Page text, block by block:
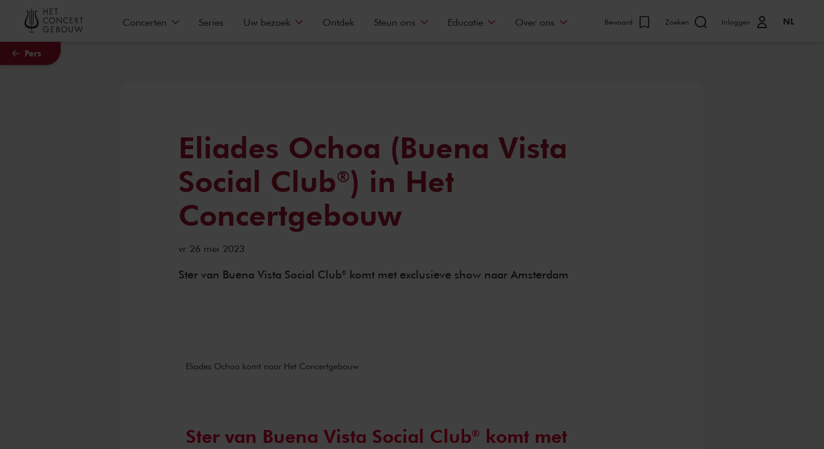
Naar hoofdcontent
Pers
Concerten Series Uw bezoek Ontdek Steun ons Educatie Over ons Bewaard Zoeken Inloggen NL
Eliades Ochoa (Buena Vista
Social Club®) in Het
Concertgebouw
vr 26 mei 2023
Ster van Buena Vista Social Club®️ komt met exclusieve show naar Amsterdam
Eliades Ochoa komt naar Het Concertgebouw
Ster van Buena Vista Social Club®️ komt met